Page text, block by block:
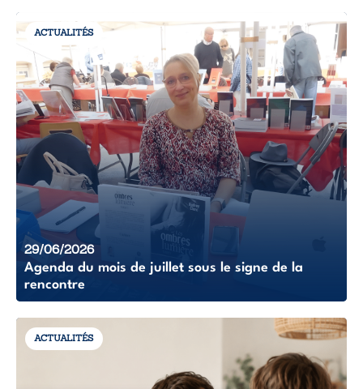
ACTUALITÉS
29/06/2026
Agenda du mois de juillet sous le signe de la
rencontre
ACTUALITÉS